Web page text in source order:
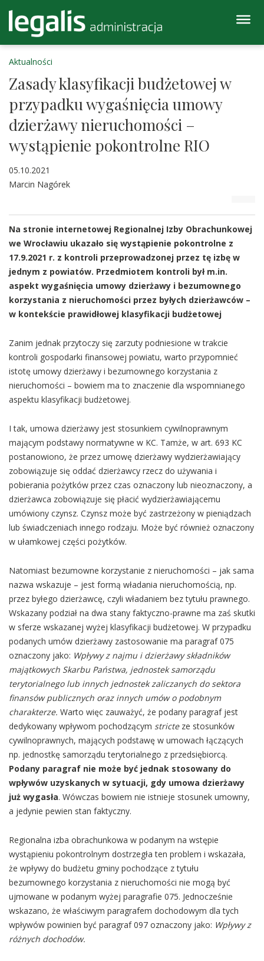
Aktualności
Zasady klasyfikacji budżetowej w
przypadku wygaśnięcia umowy
dzierżawy nieruchomości –
wystąpienie pokontrolne RIO
05.10.2021
Marcin Nagórek
Na stronie internetowej Regionalnej Izby Obrachunkowej
we Wrocławiu ukazało się wystąpienie pokontrolne z
17.9.2021 r. z kontroli przeprowadzonej przez tę izbę w
jednym z powiatów. Przedmiotem kontroli był m.in.
aspekt wygaśnięcia umowy dzierżawy i bezumownego
korzystania z nieruchomości przez byłych dzierżawców –
w kontekście prawidłowej klasyfikacji budżetowej
Zanim jednak przytoczy się zarzuty podniesione w trakcie
kontroli gospodarki finansowej powiatu, warto przypomnieć
istotę umowy dzierżawy i bezumownego korzystania z
nieruchomości – bowiem ma to znaczenie dla wspomnianego
aspektu klasyfikacji budżetowej.
I tak, umowa dzierżawy jest stosunkiem cywilnoprawnym
mającym podstawy normatywne w KC. Tamże, w art. 693 KC
postanowiono, że przez umowę dzierżawy wydzierżawiający
zobowiązuje się oddać dzierżawcy rzecz do używania i
pobierania pożytków przez czas oznaczony lub nieoznaczony, a
dzierżawca zobowiązuje się płacić wydzierżawiającemu
umówiony czynsz. Czynsz może być zastrzeżony w pieniądzach
lub świadczeniach innego rodzaju. Może być również oznaczony
w ułamkowej części pożytków.
Natomiast bezumowne korzystanie z nieruchomości – jak sama
nazwa wskazuje – jest formą władania nieruchomością, np.
przez byłego dzierżawcę, czyli władaniem bez tytułu prawnego.
Wskazany podział na dwa stany faktyczno-prawne ma zaś skutki
w sferze wskazanej wyżej klasyfikacji budżetowej. W przypadku
podanych umów dzierżawy zastosowanie ma paragraf 075
oznaczony jako: Wpływy z najmu i dzierżawy składników
majątkowych Skarbu Państwa, jednostek samorządu
terytorialnego lub innych jednostek zaliczanych do sektora
finansów publicznych oraz innych umów o podobnym
charakterze. Warto więc zauważyć, że podany paragraf jest
dedykowany wpływom pochodzącym stricteze stosunków
cywilnoprawnych, mających podstawę w umowach łączących
np. jednostkę samorządu terytorialnego z przedsiębiorcą.
Podany paragraf nie może być jednak stosowany do
wpływów uzyskanych w sytuacji, gdy umowa dzierżawy
już wygasła. Wówczas bowiem nie istnieje stosunek umowny,
a jedynie pewien stan faktyczny.
Regionalna izba obrachunkowa w podanym na wstępie
wystąpieniu pokontrolnym dostrzegła ten problem i wskazała,
że wpływy do budżetu gminy pochodzące z tytułu
bezumownego korzystania z nieruchomości nie mogą być
ujmowane w podanym wyżej paragrafie 075. Jednocześnie
wskazano, że właściwym paragrafem dochodowym dla tych
wpływów powinien być paragraf 097 oznaczony jako: Wpływy z
różnych dochodów.